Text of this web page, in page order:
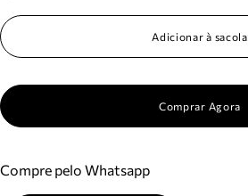
Adicionar à sacola
Comprar Agora
Compre pelo Whatsapp